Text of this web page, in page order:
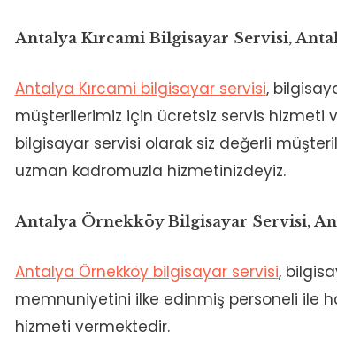
Antalya Kırcami Bilgisayar Servisi,
Antalya Kırcami bilgisayar servisi,
müşterilerimiz için ücretsiz servis hizmeti
bilgisayar servisi olarak siz değerli
uzman kadromuzla hizmetinizdeyiz.
Antalya Örnekköy Bilgisayar Servisi,
Antalya Örnekköy bilgisayar servisi,
memnuniyetini ilke edinmiş personeli ile
hizmeti vermektedir.